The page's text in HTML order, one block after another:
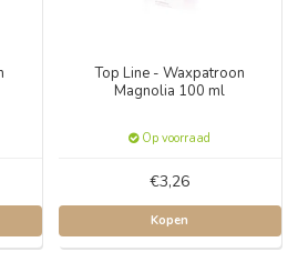
Top Line - Waxpatroon
Magnolia 100 ml
Op voorraad
€3,26
Kopen